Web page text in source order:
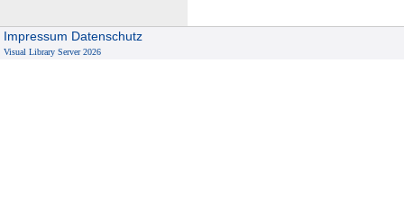
Impressum Datenschutz
Visual Library Server 2026